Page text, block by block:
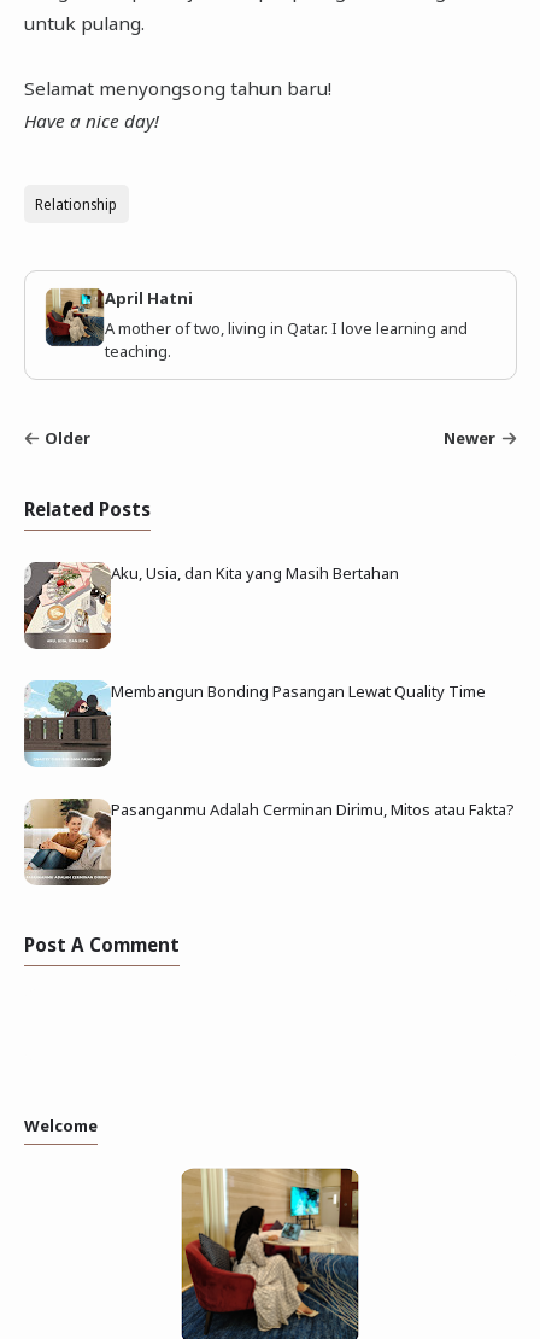
untuk pulang.
Selamat menyongsong tahun baru!
Have a nice day!
Relationship
April Hatni
A mother of two, living in Qatar. I love learning and
teaching.
Older Newer
Related Posts
Aku, Usia, dan Kita yang Masih Bertahan
Membangun Bonding Pasangan Lewat Quality Time
Pasanganmu Adalah Cerminan Dirimu, Mitos atau Fakta?
Post A Comment
Welcome